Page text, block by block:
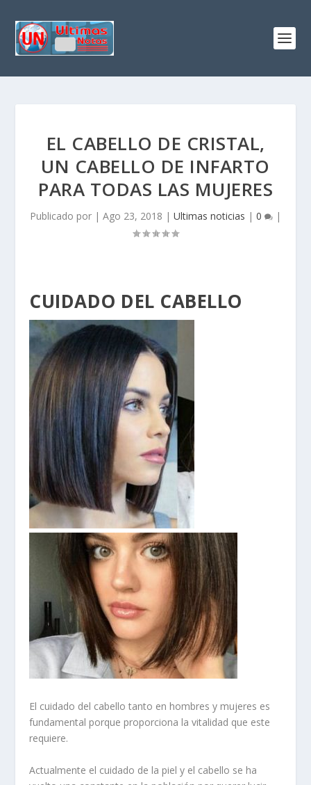
EL CABELLO DE CRISTAL,
UN CABELLO DE INFARTO
PARA TODAS LAS MUJERES
Publicado por | Ago 23, 2018 | Ultimas noticias | 0 |
CUIDADO DEL CABELLO
El cuidado del cabello tanto en hombres y mujeres es
fundamental porque proporciona la vitalidad que este
requiere.
Actualmente el cuidado de la piel y el cabello se ha